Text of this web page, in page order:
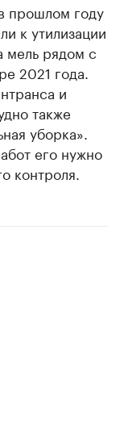
прошлом году
к утилизации
мель рядом с
2021 года.
и
также
уборка».
его нужно
контроля.